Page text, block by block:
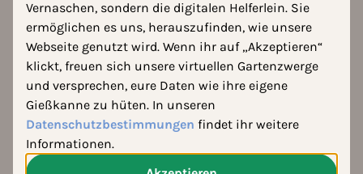
Vernaschen, sondern die digitalen Helferlein. Sie
ermöglichen es uns, herauszufinden, wie unsere
Webseite genutzt wird. Wenn ihr auf „Akzeptieren“
klickt, freuen sich unsere virtuellen Gartenzwerge
und versprechen, eure Daten wie ihre eigene
Gießkanne zu hüten. In unseren
Datenschutzbestimmungen findet ihr weitere
Informationen.
In Melbourne (Klimazone 10b) beginnt die
Hauptpflanzzeit nach dem letzten Frost Mitte
September. Du kannst zum Beispiel Radieschen
von September bis März aussäen und von
November bis Mai ernten. Tomaten ziehst du am
besten von September bis Oktober vor und erntest
sie von Januar bis Mai, während Mangold von
August bis Oktober vorgezogen wird und von